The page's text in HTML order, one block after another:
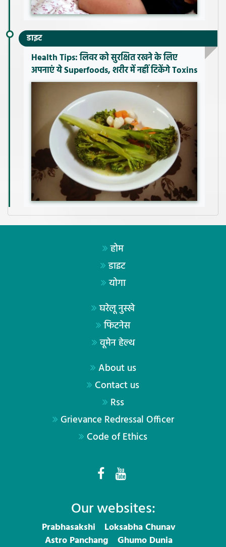
डाइट
Health Tips: लिवर को सुरक्षित रखने के लिए
अपनाएं ये Superfoods, शरीर में नहीं टिकेंगे Toxins
होम
डाइट
योगा
घरेलू नुस्खे
फिटनेस
वूमेन हेल्थ
About us
Contact us
Rss
Grievance Redressal Officer
Code of Ethics
Our websites:
Prabhasakshi
Loksabha Chunav
Astro Panchang
Ghumo Dunia